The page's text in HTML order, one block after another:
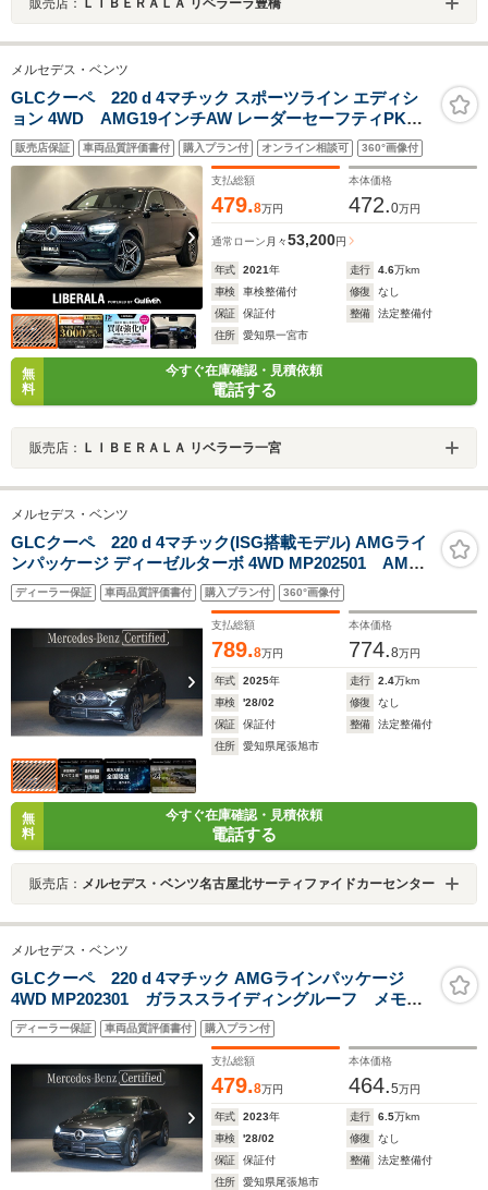
販売店： ＬＩＢＥＲＡＬＡ リベラーラ豊橋
メルセデス・ベンツ
GLCクーペ 220 d 4マチック スポーツライン エディシ
ョン 4WD AMG19インチAW レーダーセーフティPKG
AMGスタイリングPKG エアバランスPKG ブラックレザ
ーシート シートヒーター 純正ナビ・フルセグTV ワイヤ
レスデバイスチャージャー Bluetooth ドライブレコーダ
販売店保証 車両品質評価書付 購入プラン付 オンライン相談可 360°画像付
支払総額
479.8万円
本体価格
472.0万円
通常ローン 月々53,200円
年式 2021年 走行 4.6万km
車検
車検整備付 修復
なし
保証
保証付 整備
法定整備付
住所
愛知県一宮市
無
料
今すぐ在庫確認・見積依頼
電話する
販売店： ＬＩＢＥＲＡＬＡ リベラーラ一宮
メルセデス・ベンツ
GLCクーペ 220 d 4マチック(ISG搭載モデル) AMGライ
ンパッケージ ディーゼルターボ 4WD MP202501 AMG
レザーエクスクルーシブパッケージ ドライバーズパッ
ケージ パノラミックスライディングルーフ シートベ
ンチレーター シートヒーター リアアクスルステアリ
ング ヘッドアップディスプレイ
ディーラー保証 車両品質評価書付 購入プラン付 360°画像付
支払総額
789.8万円
本体価格
774.8万円
年式 2025年 走行 2.4万km
車検
'28/02 修復
なし
保証
保証付 整備
法定整備付
住所
愛知県尾張旭市
無
料
今すぐ在庫確認・見積依頼
電話する
販売店： メルセデス・ベンツ名古屋北サーティファイドカーセンター
メルセデス・ベンツ
GLCクーペ 220 d 4マチック AMGラインパッケージ
4WD MP202301 ガラススライディングルーフ メモリ
ー付きパワーシート シートヒーター 360°カメラ
Apple Car Play マルチビームLEDヘッドライト
AIR BODY CONTROLサスペンション
ディーラー保証 車両品質評価書付 購入プラン付
支払総額
479.8万円
本体価格
464.5万円
年式 2023年 走行 6.5万km
車検
'28/02 修復
なし
保証
保証付 整備
法定整備付
住所
愛知県尾張旭市